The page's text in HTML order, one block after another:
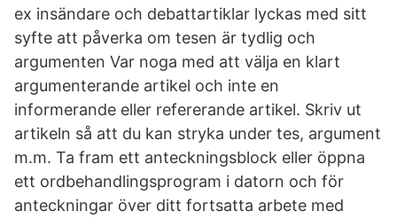
ex insändare och debattartiklar lyckas med sitt
syfte att påverka om tesen är tydlig och
argumenten Var noga med att välja en klart
argumenterande artikel och inte en
informerande eller refererande artikel. Skriv ut
artikeln så att du kan stryka under tes, argument
m.m. Ta fram ett anteckningsblock eller öppna
ett ordbehandlingsprogram i datorn och för
anteckningar över ditt fortsatta arbete med